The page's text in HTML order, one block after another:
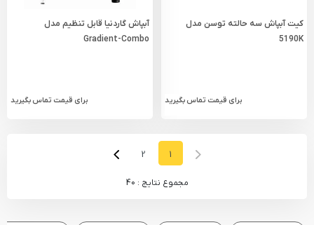
کیت آبپاش سه حالته توسن مدل
5190K
برای قیمت تماس بگیرید
آبپاش گاردنیا قابل تنظیم مدل
Gradient-Combo
برای قیمت تماس بگیرید
Previous Page
Prev
1
2
Next Page
Next
مجموع نتایج : 40